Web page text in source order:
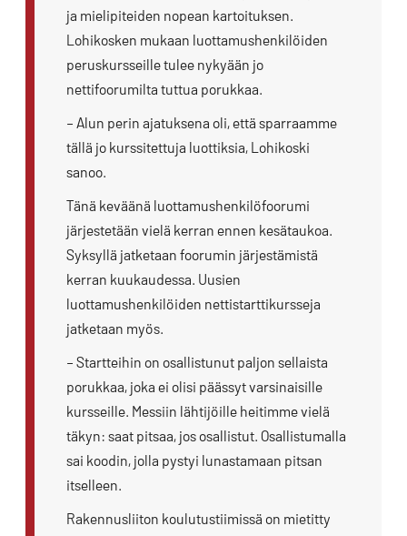
ja mielipiteiden nopean kartoituksen.
Lohikosken mukaan luottamushenkilöiden
peruskursseille tulee nykyään jo
nettifoorumilta tuttua porukkaa.
– Alun perin ajatuksena oli, että sparraamme
tällä jo kurssitettuja luottiksia, Lohikoski
sanoo.
Tänä keväänä luottamushenkilöfoorumi
järjestetään vielä kerran ennen kesätaukoa.
Syksyllä jatketaan foorumin järjestämistä
kerran kuukaudessa. Uusien
luottamushenkilöiden nettistarttikursseja
jatketaan myös.
– Startteihin on osallistunut paljon sellaista
porukkaa, joka ei olisi päässyt varsinaisille
kursseille. Messiin lähtijöille heitimme vielä
täkyn: saat pitsaa, jos osallistut. Osallistumalla
sai koodin, jolla pystyi lunastamaan pitsan
itselleen.
Rakennusliiton koulutustiimissä on mietitty